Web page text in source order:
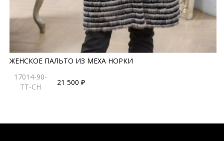
ЖЕНСКОЕ ПАЛЬТО ИЗ МЕХА НОРКИ
17014-90-
TT-CH
21 500 ₽